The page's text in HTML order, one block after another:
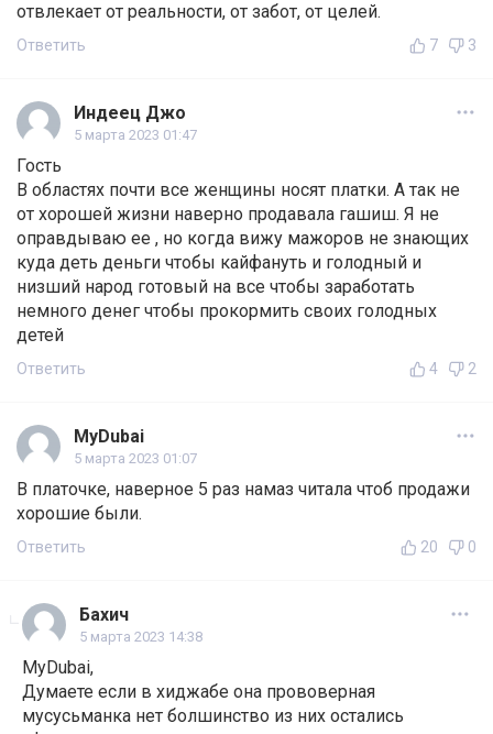
отвлекает от реальности, от забот, от целей.
Ответить 7 3
Индеец Джо
5 марта 2023 01:47
Гость
В областях почти все женщины носят платки. А так не
от хорошей жизни наверно продавала гашиш. Я не
оправдываю ее , но когда вижу мажоров не знающих
куда деть деньги чтобы кайфануть и голодный и
низший народ готовый на все чтобы заработать
немного денег чтобы прокормить своих голодных
детей
Ответить 4 2
MyDubai
5 марта 2023 01:07
В платочке, наверное 5 раз намаз читала чтоб продажи
хорошие были.
Ответить 20 0
Бахич
5 марта 2023 14:38
MyDubai,
Думаете если в хиджабе она прововерная
мусусьманка нет болшинство из них остались